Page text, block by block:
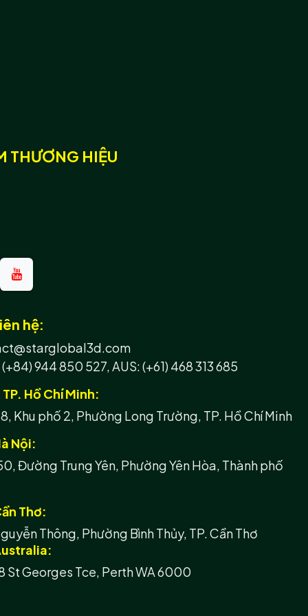
THƯƠNG HIỆU
hệ:
944 850 527,AUS: (+61) 468 313 685
Hồ Chí Minh:
Khu phố 2, Phường Long Trường, TP. Hồ Chí Minh
Nội:
Đường Trung Yên, Phường Yên Hòa, Thành phố
Thơ:
Thông, Phường Bình Thủy, TP. Cần Thơ
St Georges Tce, Perth WA 6000